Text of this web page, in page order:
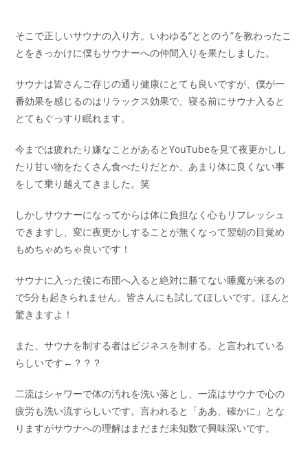
そこで正しいサウナの入り方。いわゆる“ととのう”を教わったこ
とをきっかけに僕もサウナーへの仲間入りを果たしました。
サウナは皆さんご存じの通り健康にとても良いですが、僕が一
番効果を感じるのはリラックス効果で、寝る前にサウナ入ると
とてもぐっすり眠れます。
今までは疲れたり嫌なことがあるとYouTubeを見て夜更かしし
たり甘い物をたくさん食べたりだとか、あまり体に良くない事
をして乗り越えてきました。笑
しかしサウナーになってからは体に負担なく心もリフレッシュ
できますし、変に夜更かしすることが無くなって翌朝の目覚め
もめちゃめちゃ良いです！
サウナに入った後に布団へ入ると絶対に勝てない睡魔が来るの
で5分も起きられません。皆さんにも試してほしいです。ほんと
驚きますよ！
また、サウナを制する者はビジネスを制する。と言われている
らしいです←？？？
二流はシャワーで体の汚れを洗い落とし、一流はサウナで心の
疲労も洗い流すらしいです。言われると「ああ、確かに」とな
りますがサウナへの理解はまだまだ未知数で興味深いです。